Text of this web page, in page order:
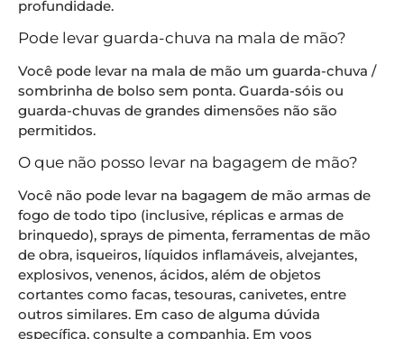
profundidade.
Pode levar guarda-chuva na mala de mão?
Você pode levar na mala de mão um guarda-chuva /
sombrinha de bolso sem ponta. Guarda-sóis ou
guarda-chuvas de grandes dimensões não são
permitidos.
O que não posso levar na bagagem de mão?
Você não pode levar na bagagem de mão armas de
fogo de todo tipo (inclusive, réplicas e armas de
brinquedo), sprays de pimenta, ferramentas de mão
de obra, isqueiros, líquidos inflamáveis, alvejantes,
explosivos, venenos, ácidos, além de objetos
cortantes como facas, tesouras, canivetes, entre
outros similares. Em caso de alguma dúvida
específica, consulte a companhia. Em voos